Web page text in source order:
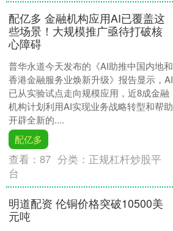
配亿多 金融机构应用AI已覆盖这
些场景！大规模推广亟待打破核
心障碍
普华永道今天发布的《AI助推中国内地和
香港金融服务业焕新升级》报告显示，AI
已从实验试点走向规模应用，近8成金融
机构计划利用AI实现业务战略转型和帮助
开辟全新的....
配亿多
查看：87 分类： 正规杠杆炒股平
台
明道配资 伦铜价格突破10500美
元吨